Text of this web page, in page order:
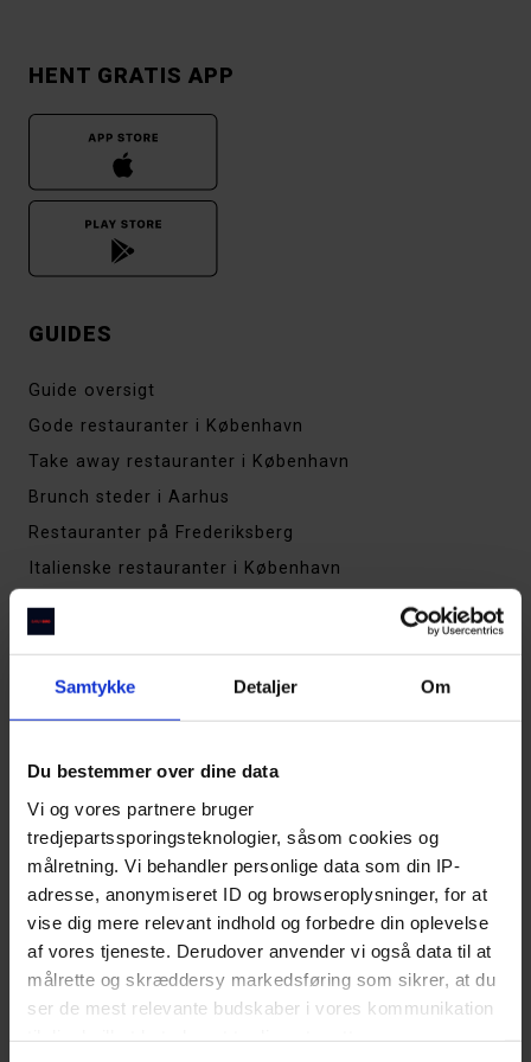
Samtykke Detaljer Om
Du bestemmer over dine data
Vi og vores partnere bruger
tredjepartssporingsteknologier, såsom cookies og
målretning. Vi behandler personlige data som din IP-
adresse, anonymiseret ID og browseroplysninger, for at
vise dig mere relevant indhold og forbedre din oplevelse
af vores tjeneste. Derudover anvender vi også data til at
målrette og skræddersy markedsføring som sikrer, at du
ser de mest relevante budskaber i vores kommunikation
HENT GRATIS APP
GUIDES
Guide oversigt
Gode restauranter i København
Take away restauranter i København
Brunch steder i Aarhus
Restauranter på Frederiksberg
Italienske restauranter i København
Restauranter på Vesterbro
Steakhouses i København
Thai restauranter i København
Restauranter på Amager
Restauranter på Nørrebro
Sushirestauranter i København
Cocktailbarer i København
Indiske restauranter i København
Tapas & spanske spisesteder i København
Restauranter i Indre By